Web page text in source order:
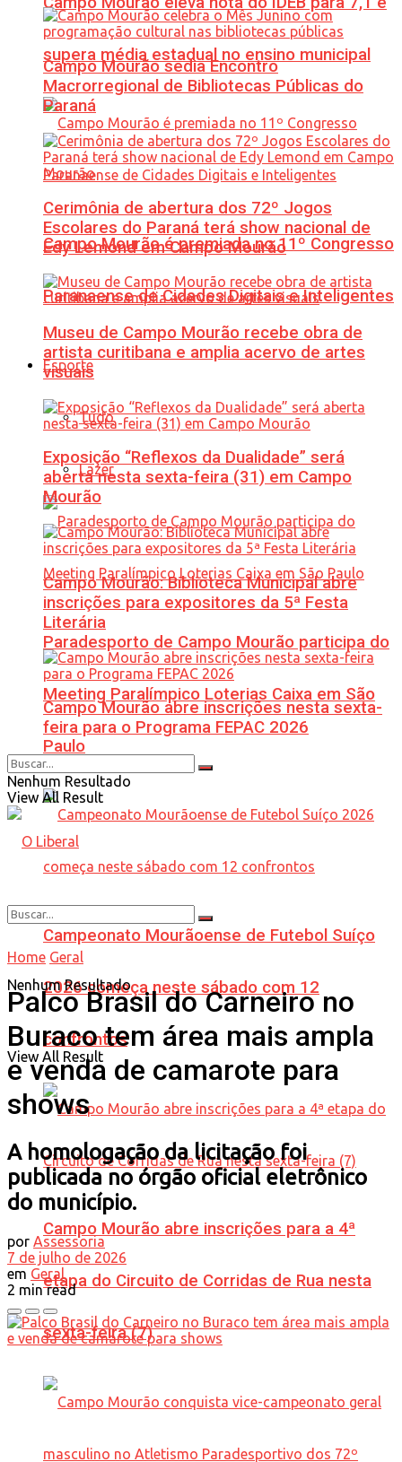
supera média estadual no ensino municipal
Campo Mourão é premiada no 11º Congresso
Paranaense de Cidades Digitais e Inteligentes
Esporte
Tudo
Lazer
Paradesporto de Campo Mourão participa do
Meeting Paralímpico Loterias Caixa em São
Paulo
Campeonato Mourãoense de Futebol Suíço
2026 começa neste sábado com 12
confrontos
Campo Mourão abre inscrições para a 4ª
etapa do Circuito de Corridas de Rua nesta
sexta-feira (7)
Campo Mourão sedia Encontro
Macrorregional de Bibliotecas Públicas do
Paraná
Cerimônia de abertura dos 72º Jogos
Escolares do Paraná terá show nacional de
Edy Lemond em Campo Mourão
Museu de Campo Mourão recebe obra de
artista curitibana e amplia acervo de artes
visuais
Exposição “Reflexos da Dualidade” será
aberta nesta sexta-feira (31) em Campo
Mourão
Campo Mourão: Biblioteca Municipal abre
inscrições para expositores da 5ª Festa
Literária
Campo Mourão abre inscrições nesta sexta-
feira para o Programa FEPAC 2026
Nenhum Resultado
View All Result
Nenhum Resultado
View All Result
Home Geral
Palco Brasil do Carneiro no
Buraco tem área mais ampla
e venda de camarote para
shows
A homologação da licitação foi
publicada no órgão oficial eletrônico
do município.
por Assessoria
7 de julho de 2026
em Geral
2 min read